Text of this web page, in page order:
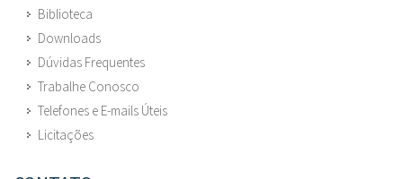
Biblioteca
Downloads
Dúvidas Frequentes
Trabalhe Conosco
Telefones e E-mails Úteis
Licitações